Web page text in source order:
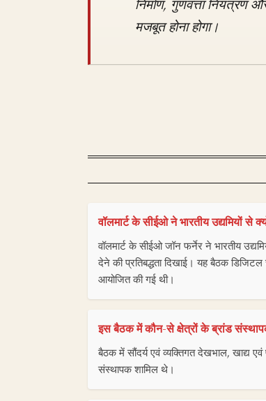
निर्माण, गुणवत्ता
मजबूत होना होगा।
वॉलमार्ट के सीईओ ने भारतीय उद्यमियों से
वॉलमार्ट के सीईओ जॉन फर्नेर ने भारतीय
देने की प्रतिबद्धता दिखाई। यह बैठक
आयोजित की गई थी।
इस बैठक में कौन-से क्षेत्रों के ब्रांड
बैठक में सौंदर्य एवं व्यक्तिगत देखभाल, खाद्य
संस्थापक शामिल थे।